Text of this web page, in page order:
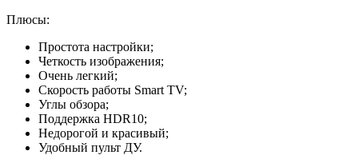
Плюсы:
Простота настройки;
Четкость изображения;
Очень легкий;
Скорость работы Smart TV;
Углы обзора;
Поддержка HDR10;
Недорогой и красивый;
Удобный пульт ДУ.